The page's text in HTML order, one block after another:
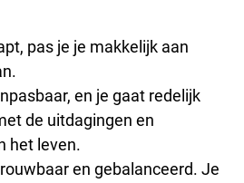
pas je je makkelijk aan
en je gaat redelijk
de uitdagingen en
het leven.
en gebalanceerd. Je